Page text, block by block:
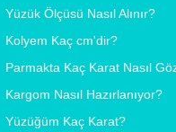
Yüzük Ölçüsü Nasıl Alınır?
Kolyem Kaç cm'dir?
Parmakta Kaç Karat Nasıl
Kargom Nasıl Hazırlanıyor?
Yüzüğüm Kaç Karat?